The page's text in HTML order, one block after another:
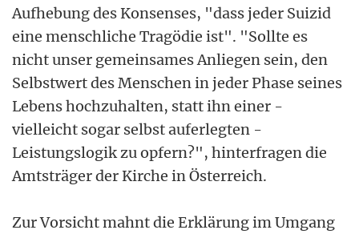
Aufhebung des Konsenses, "dass jeder Suizid
eine menschliche Tragödie ist". "Sollte es
nicht unser gemeinsames Anliegen sein, den
Selbstwert des Menschen in jeder Phase seines
Lebens hochzuhalten, statt ihn einer -
vielleicht sogar selbst auferlegten -
Leistungslogik zu opfern?", hinterfragen die
Amtsträger der Kirche in Österreich.
Zur Vorsicht mahnt die Erklärung im Umgang